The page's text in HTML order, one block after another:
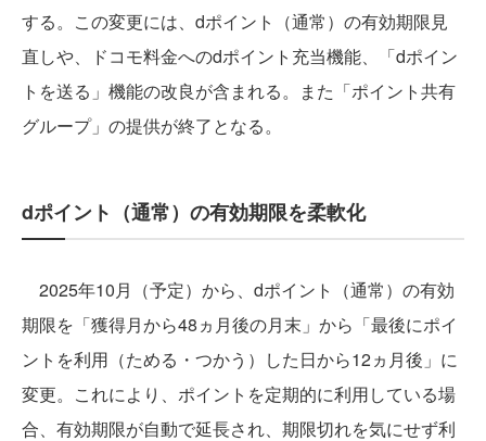
する。この変更には、dポイント（通常）の有効期限見
直しや、ドコモ料金へのdポイント充当機能、「dポイン
トを送る」機能の改良が含まれる。また「ポイント共有
グループ」の提供が終了となる。
dポイント（通常）の有効期限を柔軟化
2025年10月（予定）から、dポイント（通常）の有効
期限を「獲得月から48ヵ月後の月末」から「最後にポイ
ントを利用（ためる・つかう）した日から12ヵ月後」に
変更。これにより、ポイントを定期的に利用している場
合、有効期限が自動で延長され、期限切れを気にせず利